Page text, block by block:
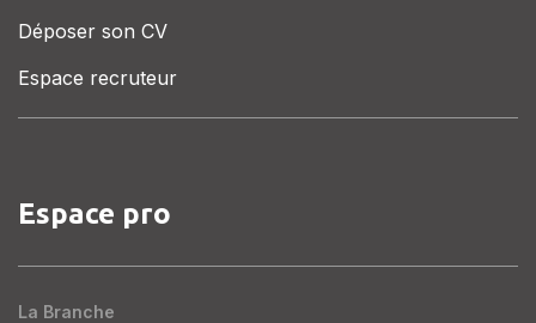
Déposer son CV
Espace recruteur
Espace pro
La Branche